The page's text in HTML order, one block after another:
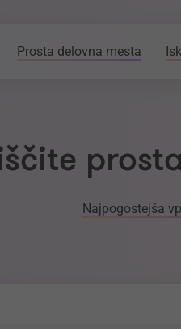
Prosta delovna mesta
Najpogostejša